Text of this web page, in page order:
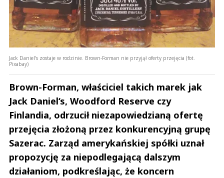
Jack Daniel‘s zostaje w rodzinie. Brown-Forman nie przyjął oferty przejęcia (fot.
Pixabay)
Brown-Forman, właściciel takich marek jak
Jack Daniel‘s, Woodford Reserve czy
Finlandia, odrzucił niezapowiedzianą ofertę
przejęcia złożoną przez konkurencyjną grupę
Sazerac. Zarząd amerykańskiej spółki uznał
propozycję za niepodlegającą dalszym
działaniom, podkreślając, że koncern